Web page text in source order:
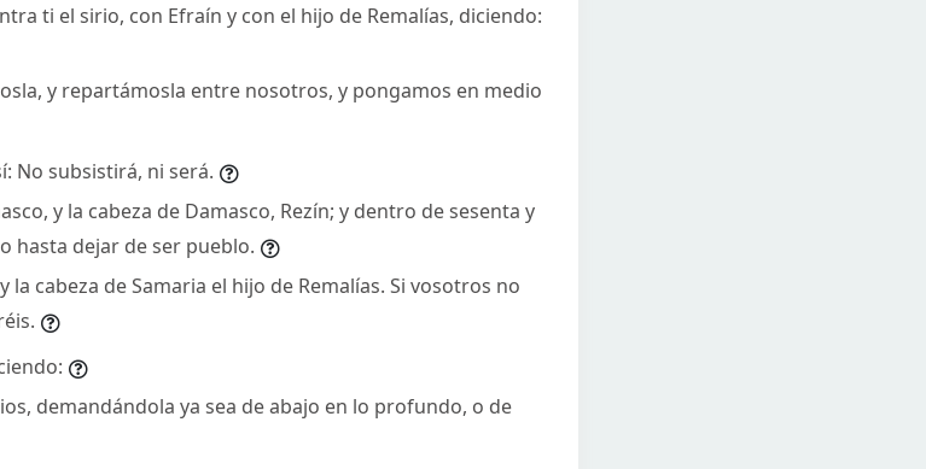
ti el sirio, con Efraín y con el hijo de Remalías, diciendo:
y repartámosla entre nosotros, y pongamos en medio
No subsistirá, ni será.
y la cabeza de Damasco, Rezín; y dentro de sesenta y
hasta dejar de ser pueblo.
la cabeza de Samaria el hijo de Remalías. Si vosotros no
demandándola ya sea de abajo en lo profundo, o de